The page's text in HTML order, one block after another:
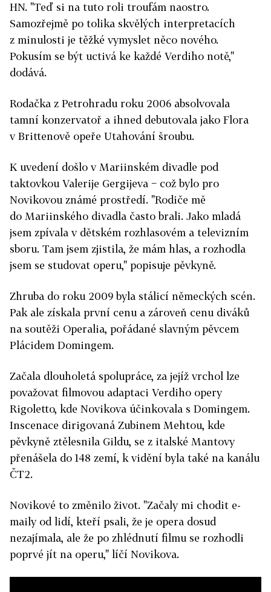
HN. "Teď si na tuto roli troufám naostro.
Samozřejmě po tolika skvělých interpretacích
z minulosti je těžké vymyslet něco nového.
Pokusím se být uctivá ke každé Verdiho notě,"
dodává.
Rodačka z Petrohradu roku 2006 absolvovala
tamní konzervatoř a ihned debutovala jako Flora
v Brittenově opeře Utahování šroubu.
K uvedení došlo v Mariinském divadle pod
taktovkou Valerije Gergijeva − což bylo pro
Novikovou známé prostředí. "Rodiče mě
do Mariinského divadla často brali. Jako mladá
jsem zpívala v dětském rozhlasovém a televizním
sboru. Tam jsem zjistila, že mám hlas, a rozhodla
jsem se studovat operu," popisuje pěvkyně.
Zhruba do roku 2009 byla stálicí německých scén.
Pak ale získala první cenu a zároveň cenu diváků
na soutěži Operalia, pořádané slavným pěvcem
Plácidem Domingem.
Začala dlouholetá spolupráce, za jejíž vrchol lze
považovat filmovou adaptaci Verdiho opery
Rigoletto, kde Novikova účinkovala s Domingem.
Inscenace dirigovaná Zubinem Mehtou, kde
pěvkyně ztělesnila Gildu, se z italské Mantovy
přenášela do 148 zemí, k vidění byla také na kanálu
ČT2.
Novikové to změnilo život. "Začaly mi chodit e-
maily od lidí, kteří psali, že je opera dosud
nezajímala, ale že po zhlédnutí filmu se rozhodli
poprvé jít na operu," líčí Novikova.